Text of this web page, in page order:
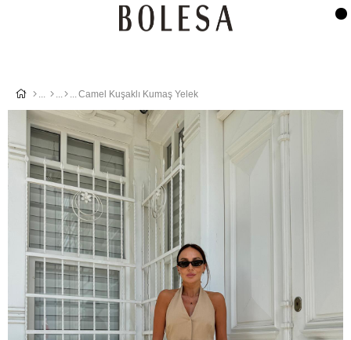
Camel Kuşaklı Kumaş Yelek